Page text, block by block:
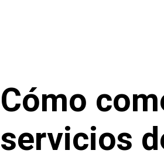
Cómo
servicios